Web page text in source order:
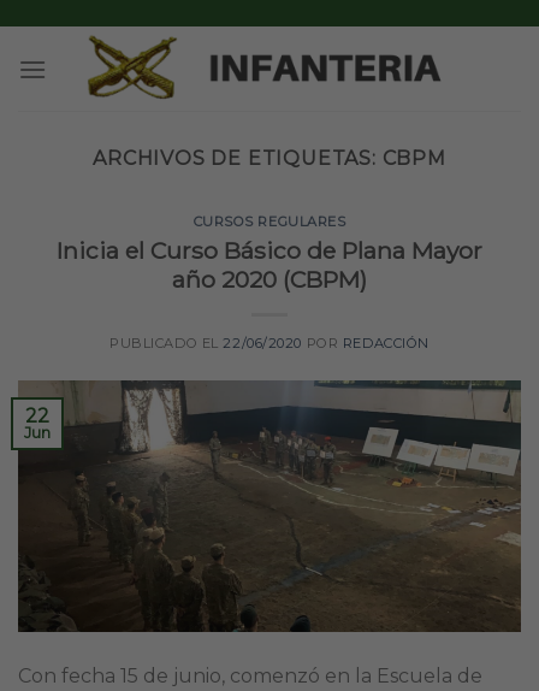
content
ARCHIVOS DE ETIQUETAS: CBPM
CURSOS REGULARES
Inicia el Curso Básico de Plana Mayor
año 2020 (CBPM)
PUBLICADO EL 22/06/2020 POR REDACCIÓN
22
Jun
Con fecha 15 de junio, comenzó en la Escuela de